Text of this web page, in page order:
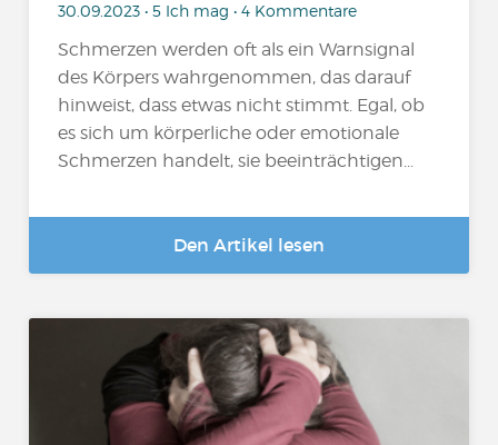
30.09.2023 • 5 Ich mag • 4 Kommentare
Schmerzen werden oft als ein Warnsignal
des Körpers wahrgenommen, das darauf
hinweist, dass etwas nicht stimmt. Egal, ob
es sich um körperliche oder emotionale
Schmerzen handelt, sie beeinträchtigen...
Den Artikel lesen